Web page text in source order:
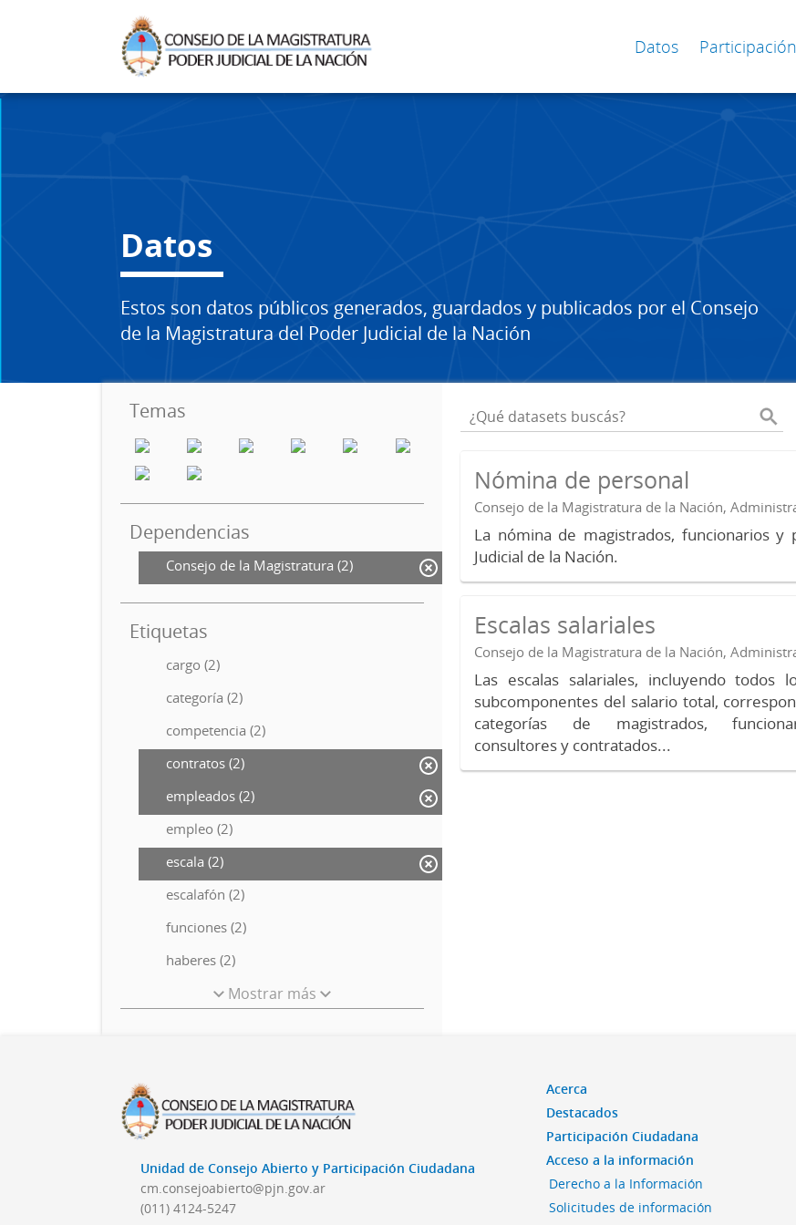
Datos
Datos
Estos son datos públicos generados, guardados y publicados por el Consejo
de la Magistratura del Poder Judicial de la Nación
Temas
Dependencias
Consejo de la Magistratura (2)
Etiquetas
cargo (2)
categoría (2)
competencia (2)
contratos (2)
empleados (2)
empleo (2)
escala (2)
escalafón (2)
funciones (2)
haberes (2)
Mostrar más
Nómina de personal
Consejo de la Magistratura de la Nación,
La nómina de magistrados, funcionarios y
Judicial de la Nación.
Escalas salariales
Consejo de la Magistratura de la Nación,
Las escalas salariales, incluyendo todos
subcomponentes del salario total,
categorías de magistrados,
consultores y contratados...
Unidad de Consejo Abierto y Participación Ciudadana
cm.consejoabierto@pjn.gov.ar
(011) 4124-5247
Acerca
Destacados
Participación Ciudadana
Acceso a la información
Derecho a la Información
Solicitudes de información